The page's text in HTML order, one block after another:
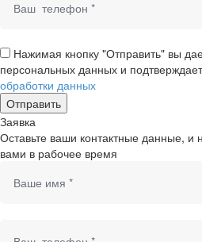
Нажимая кнопку "Отправить" вы
персональных данных и
обработки данных
Заявка
Оставьте ваши контактные данные,
вами в рабочее время